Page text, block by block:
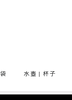
水壺 | 杯子